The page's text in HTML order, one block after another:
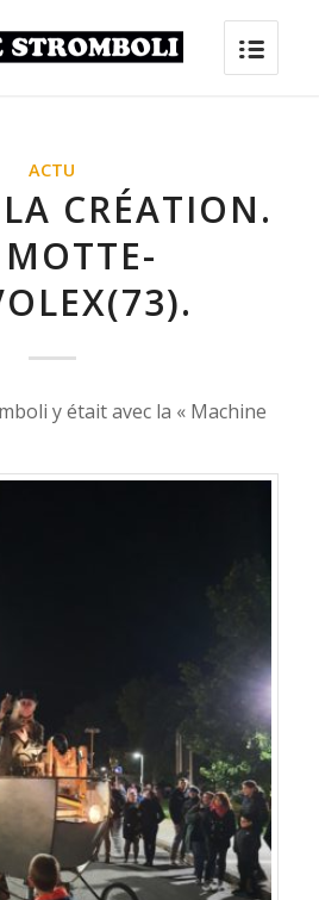
ACTU
CRÉATION.
y était avec la « Machine